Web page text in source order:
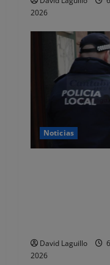
2026
Noticias
David Laguillo
2026